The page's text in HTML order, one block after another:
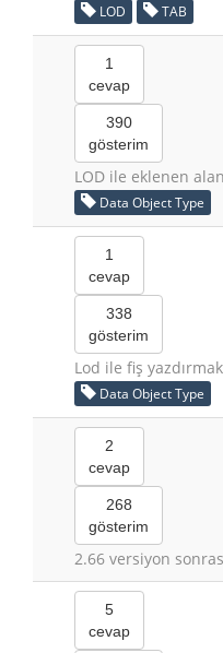
LOD TAB
1
cevap
390
gösterim
LOD ile eklenen
Data Object Type
1
cevap
338
gösterim
Lod ile fiş yazdırmak
Data Object Type
2
cevap
268
gösterim
2.66 versiyon
5
cevap